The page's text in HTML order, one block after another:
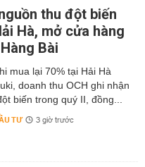
có kết quả dương tính
tại trong nước
có tổng cộng 459 ca
nhiễm nhập cảnh được
đồng tính từ ngày
30/7: ghi nhận 9 ca
thu đột biến
Hà, mở cửa hàng
Bài
mua lại 70% tại Hải Hà
doanh thu OCH ghi nhận
biến trong quý II, đồng...
TƯ 3 giờ trước